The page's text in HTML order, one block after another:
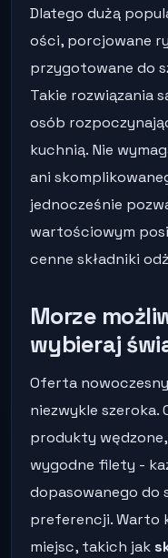
Dlatego dużą
ości, porcjowane
przygotowane do
Takie rozwiązania
osób
kuchnią. Nie
ani
jednocześnie
wartościowym
cenne składniki
Morze
wybieraj
Oferta
niezwykle szeroka.
produkty
wygodne filety -
dopasowanego do
preferencji. Warto
miejsc, takich jak